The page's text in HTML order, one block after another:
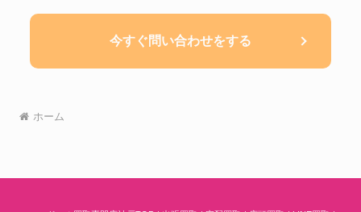
今すぐ問い合わせをする
ホーム